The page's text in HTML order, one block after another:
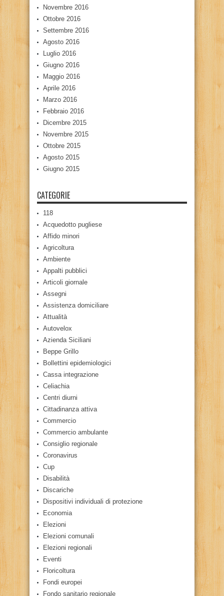
Novembre 2016
Ottobre 2016
Settembre 2016
Agosto 2016
Luglio 2016
Giugno 2016
Maggio 2016
Aprile 2016
Marzo 2016
Febbraio 2016
Dicembre 2015
Novembre 2015
Ottobre 2015
Agosto 2015
Giugno 2015
CATEGORIE
118
Acquedotto pugliese
Affido minori
Agricoltura
Ambiente
Appalti pubblici
Articoli giornale
Assegni
Assistenza domiciliare
Attualità
Autovelox
Azienda Siciliani
Beppe Grillo
Bollettini epidemiologici
Cassa integrazione
Celiachia
Centri diurni
Cittadinanza attiva
Commercio
Commercio ambulante
Consiglio regionale
Coronavirus
Cup
Disabilità
Discariche
Dispositivi individuali di protezione
Economia
Elezioni
Elezioni comunali
Elezioni regionali
Eventi
Floricoltura
Fondi europei
Fondo sanitario regionale